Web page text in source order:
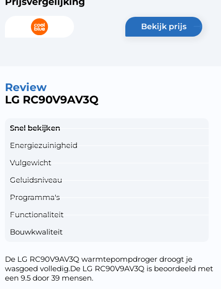
bekijk prijs
Review
LG RC90V9AV3Q
Snel bekijken
Energiezuinigheid
Vulgewicht
Geluidsniveau
Programma's
Functionaliteit
Bouwkwaliteit
De LG RC90V9AV3Q warmtepompdroger droogt je
wasgoed volledig.De LG RC90V9AV3Q is beoordeeld met
een 9.5 door 39 mensen.